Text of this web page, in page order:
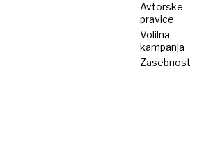
Avtorske
pravice
Volilna
kampanja
Zasebnost